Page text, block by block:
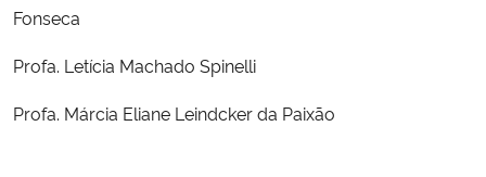
Fonseca
Profa. Letícia Machado Spinelli
Profa. Márcia Eliane Leindcker da Paixão